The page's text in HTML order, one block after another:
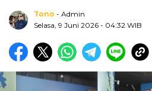
Tono - Admin
Selasa, 9 Juni 2026 - 04:32 WIB